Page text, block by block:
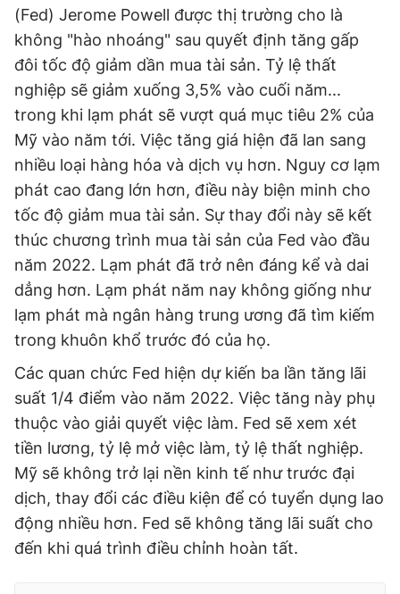
(Fed) Jerome Powell được thị trường cho là
không "hào nhoáng" sau quyết định tăng gấp
đôi tốc độ giảm dần mua tài sản. Tỷ lệ thất
nghiệp sẽ giảm xuống 3,5% vào cuối năm...
trong khi lạm phát sẽ vượt quá mục tiêu 2% của
Mỹ vào năm tới. Việc tăng giá hiện đã lan sang
nhiều loại hàng hóa và dịch vụ hơn. Nguy cơ lạm
phát cao đang lớn hơn, điều này biện minh cho
tốc độ giảm mua tài sản. Sự thay đổi này sẽ kết
thúc chương trình mua tài sản của Fed vào đầu
năm 2022. Lạm phát đã trở nên đáng kể và dai
dẳng hơn. Lạm phát năm nay không giống như
lạm phát mà ngân hàng trung ương đã tìm kiếm
trong khuôn khổ trước đó của họ.
Các quan chức Fed hiện dự kiến ​​ba lần tăng lãi
suất 1/4 điểm vào năm 2022. Việc tăng này phụ
thuộc vào giải quyết việc làm. Fed sẽ xem xét
tiền lương, tỷ lệ mở việc làm, tỷ lệ thất nghiệp.
Mỹ sẽ không trở lại nền kinh tế như trước đại
dịch, thay đổi các điều kiện để có tuyển dụng lao
động nhiều hơn. Fed sẽ không tăng lãi suất cho
đến khi quá trình điều chỉnh hoàn tất.